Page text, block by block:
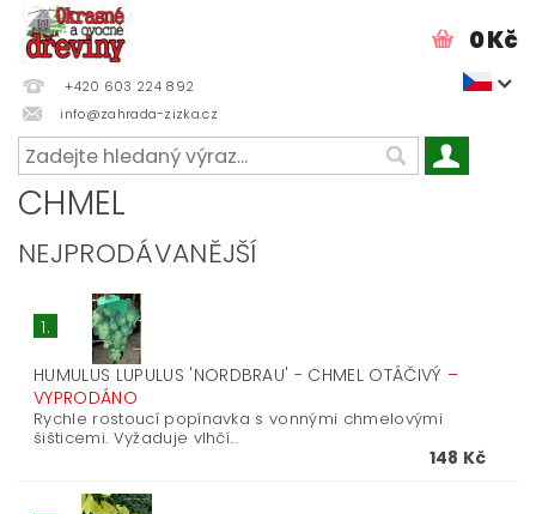
+420 603 224 892
info@zahrada-zizka.cz
0 Kč
CHMEL
NEJPRODÁVANĚJŠÍ
1.
HUMULUS LUPULUS 'NORDBRAU' - CHMEL OTÁČIVÝ –
VYPRODÁNO
Rychle rostoucí popínavka s vonnými chmelovými
šišticemi. Vyžaduje vlhčí...
148 Kč